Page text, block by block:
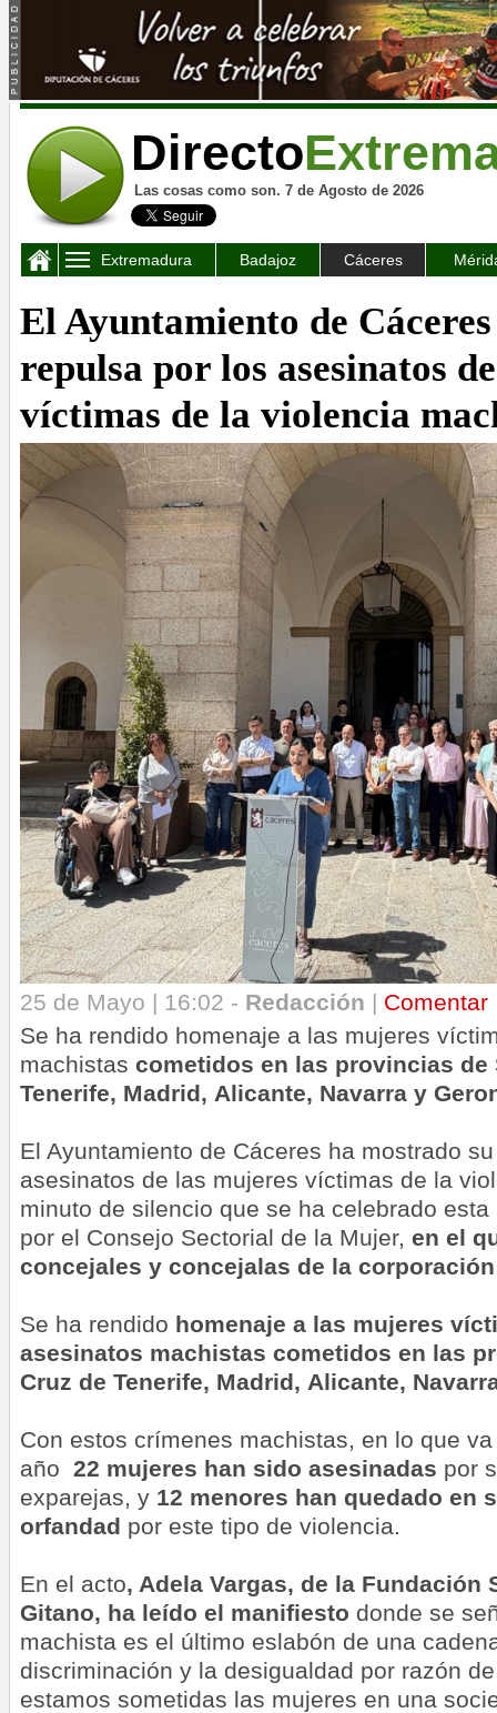
Directo
Las cosas como son. 7 de Agosto de 2026
Extremadura Badajoz Cáceres
El Ayuntamiento de
repulsa por los asesinatos
víctimas de la violencia
25 de Mayo | 16:02 - Redacción | Comentar
Se ha rendido homenaje a las mujeres
machistas cometidos en las provincias de
Tenerife, Madrid, Alicante, Navarra y
El Ayuntamiento de Cáceres ha mostrado
asesinatos de las mujeres víctimas de la
minuto de silencio que se ha celebrado
por el Consejo Sectorial de la Mujer, en el
concejales y concejalas de la
Se ha rendido homenaje a las mujeres
asesinatos machistas cometidos en las
Cruz de Tenerife, Madrid, Alicante,
Con estos crímenes machistas, en lo que
año 22 mujeres han sido asesinadas por
exparejas, y 12 menores han quedado en
orfandad por este tipo de violencia.
En el acto, Adela Vargas, de la Fundación
Gitano, ha leído el manifiesto donde se
machista es el último eslabón de una
discriminación y la desigualdad por razón
estamos sometidas las mujeres en una